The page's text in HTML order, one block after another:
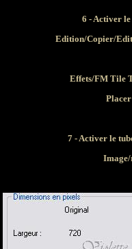
6 - Activer le
Edition/Copier/
Effets/FM Tile
7 - Activer le